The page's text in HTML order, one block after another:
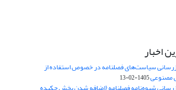
اخبار
سیاست‌های فصلنامه در خصوص استفاده از
1405-02-13